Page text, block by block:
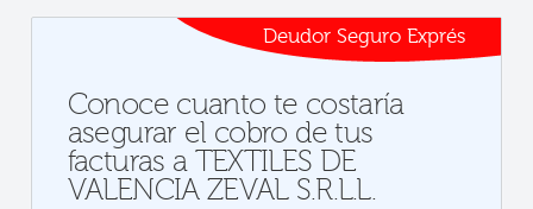
Deudor Seguro Exprés
Conoce cuanto te costaría
asegurar el cobro de tus
facturas a TEXTILES DE
VALENCIA ZEVAL S.R.L.L.